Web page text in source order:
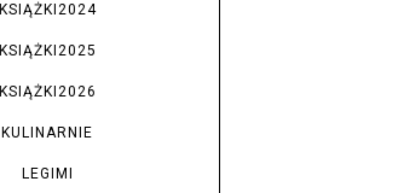
KSIĄŻKI2024
KSIĄŻKI2025
KSIĄŻKI2026
KULINARNIE
LEGIMI